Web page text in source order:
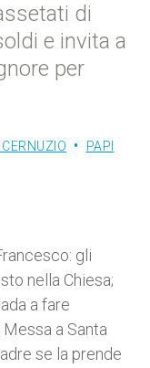
di
e invita a
per
PAPI
gli
nella Chiesa;
a fare
a Santa
se la prende